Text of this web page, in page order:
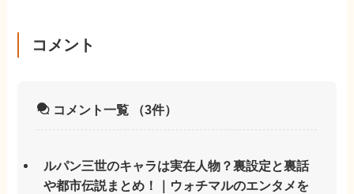
コメント
コメント一覧 （3件）
ルパン三世のキャラは実在人物？裏設定と裏話
や都市伝説まとめ！｜ウォチマルのエンタメを